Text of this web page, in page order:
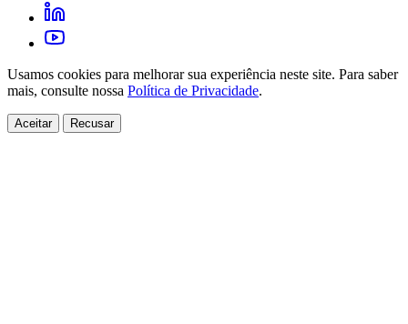
Usamos cookies para melhorar sua experiência neste site. Para saber
mais, consulte nossa Política de Privacidade.
Aceitar Recusar